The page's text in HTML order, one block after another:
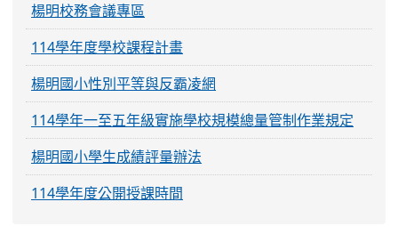
楊明校務會議專區
114學年度學校課程計畫
楊明國小性別平等與反霸凌網
114學年一至五年級實施學校規模總量管制作業規定
楊明國小學生成績評量辦法
114學年度公開授課時間